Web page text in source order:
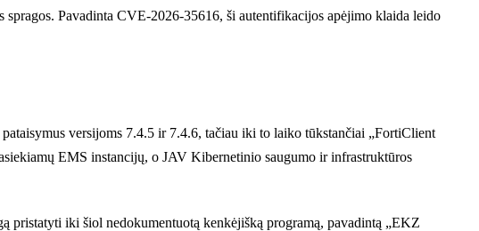
Pavadinta CVE-2026-35616, ši autentifikacijos apėjimo klaida leido
versijoms 7.4.5 ir 7.4.6, tačiau iki to laiko tūkstančiai „FortiClient
EMS instancijų, o JAV Kibernetinio saugumo ir infrastruktūros
pristatyti iki šiol nedokumentuotą kenkėjišką programą, pavadintą „EKZ